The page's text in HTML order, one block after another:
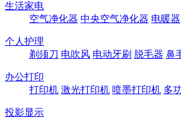
生活家电
空气净化器 中央空气净化器 电暖器
个人护理
剃须刀 电吹风 电动牙刷 脱毛器 鼻
办公打印
打印机 激光打印机 喷墨打印机 多
投影显示